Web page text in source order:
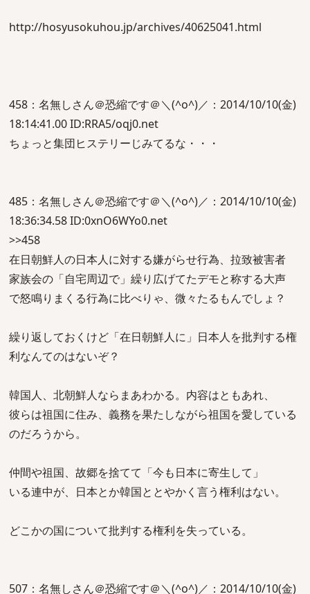
http://hosyusokuhou.jp/archives/40625041.html
458：名無しさん＠恐縮です＠＼(^o^)／：2014/10/10(金)
18:14:41.00 ID:RRA5/oqj0.net
ちょっと集団ヒステリーじみてるな・・・
485：名無しさん＠恐縮です＠＼(^o^)／：2014/10/10(金)
18:36:34.58 ID:0xnO6WYo0.net
>>458
在日朝鮮人の日本人に対する嫌がらせ行為、拉致被害者
家族会の「自宅周辺で」繰り広げてたデモと称する大声
で怒鳴りまくる行為に比べりゃ、微々たるもんでしょ？
繰り返しておくけど「在日朝鮮人に」日本人を批判する権
利なんてのはないぞ？
韓国人、北朝鮮人ならまあわかる。内容はともあれ、
彼らは祖国に住み、義務を果たしながら祖国を愛している
のだろうから。
仲間や祖国、故郷を捨てて「今も日本に寄生して」
いる連中が、日本とか韓国ととやかく言う権利はない。
どこかの国について批判する権利を失っている。
507：名無しさん＠恐縮です＠＼(^o^)／：2014/10/10(金)